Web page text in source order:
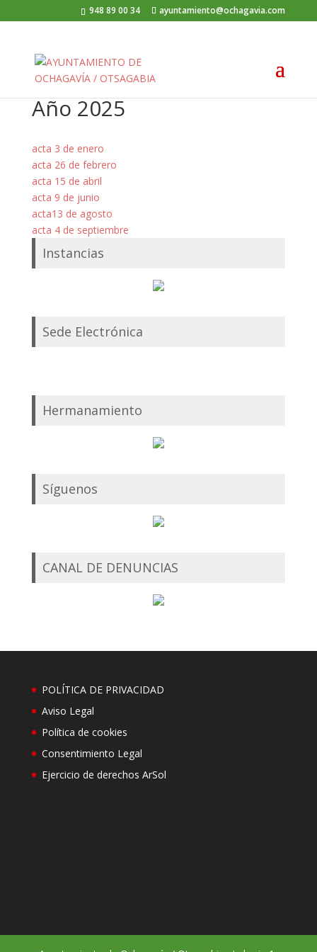
948 89 00 34 ayuntamiento@ochagavia.com
Año 2025
acta 3 de enero
acta 26 de febrero
acta 15 de abril
acta 9 de junio
acta13 de agosto
acta 4 de septiembre
Instancias
Sede Electrónica
Hermanamiento
Síguenos
CANAL DE DENUNCIAS
POLÍTICA DE PRIVACIDAD
Aviso Legal
Política de cookies
Consentimiento Legal
Ejercicio de derechos ArSol